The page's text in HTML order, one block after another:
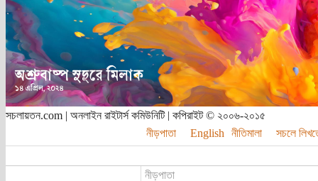
সচলায়তন.com | অনলাইন রাইটার্স কমিউনিটি | কপিরাইট © ২০০৬-২০১৫
নীড়পাতা
English নীতিমালা সচলে
নীড়পাতা